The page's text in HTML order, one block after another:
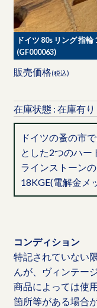
ドイツ 80s リング 指
(GF000063)
販売価格(税込)
在庫状態 : 在庫有り
ドイツの蚤の市
とした2つのハー
ラインストーン
18KGE(電解金メ
コンディション
特記されていない
んが、ヴィンテー
商品によっては使
箇所等がある場合